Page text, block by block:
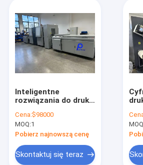
Inteligentne
rozwiązania do druku
suszeniem na
podczerwień
Zapewniające
monochromatyczny
druk dwustronny i
szybki druk
Cena:$98000
MOQ:1
Pobierz najnowszą cenę
Skontaktuj się teraz